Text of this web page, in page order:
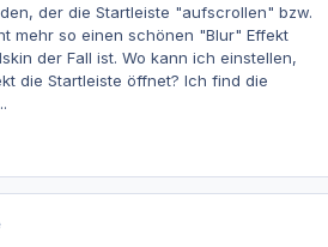
der die Startleiste "aufscrollen" bzw.
mehr so einen schönen "Blur" Effekt
der Fall ist. Wo kann ich einstellen,
die Startleiste öffnet? Ich find die